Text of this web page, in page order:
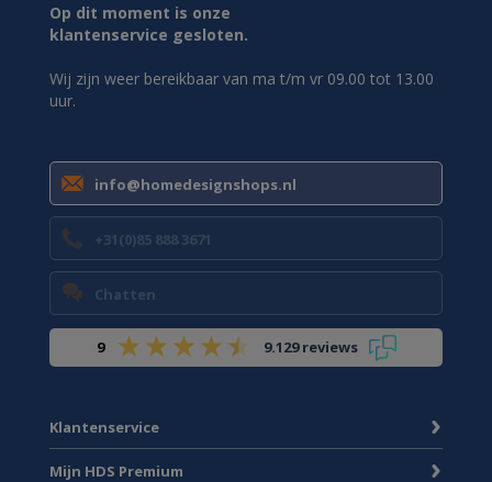
Op dit moment is onze
klantenservice gesloten.
Wij zijn weer bereikbaar van ma t/m vr 09.00 tot 13.00
uur.
info@homedesignshops.nl
+31(0)85 888 3671
Chatten
9 9.129 reviews
Klantenservice
Mijn HDS Premium